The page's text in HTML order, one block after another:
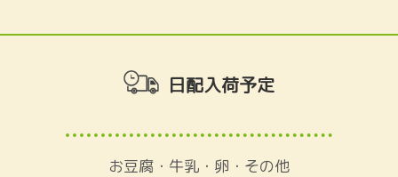
日配入荷予定
お豆腐・牛乳・卵・その他